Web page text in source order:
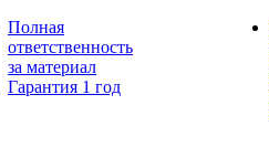
Полная
ответственность
за материал
Гарантия 1 год